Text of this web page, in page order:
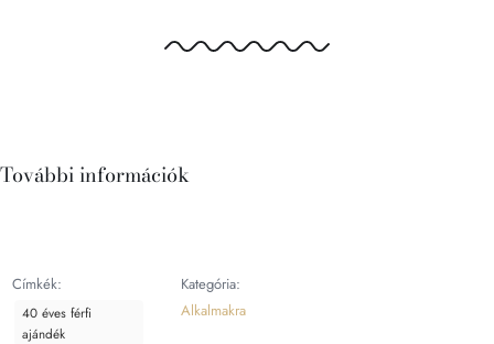
További információk
Címkék:
40 éves férfi
ajándék
Kategória:
Alkalmakra